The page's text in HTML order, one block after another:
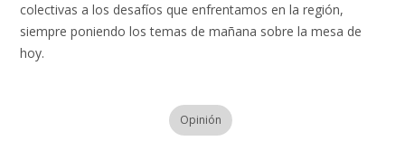
colectivas a los desafíos que enfrentamos en la región,
siempre poniendo los temas de mañana sobre la mesa de
hoy.
Opinión